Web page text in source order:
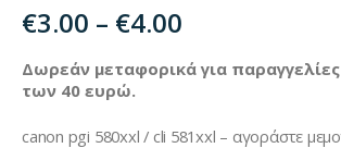
€3.00 – €4.00
€3.00
€4.00
Δωρεάν μεταφορικά για
των 40 ευρώ.
canon pgi 580xxl / cli 581xxl – αγοράστε